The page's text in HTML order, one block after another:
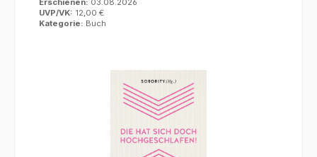
Erschienen: 03.08.2026
UVP/VK: 12,00 €
Kategorie: Buch